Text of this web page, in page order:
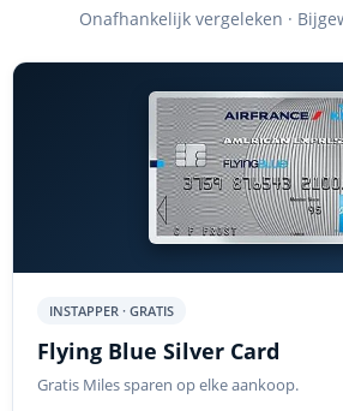
Onafhankelijk vergeleken ·
INSTAPPER · GRATIS
Flying Blue Silver Card
Gratis Miles sparen op elke aankoop.